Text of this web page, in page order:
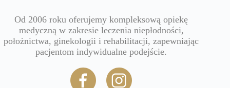
Od 2006 roku oferujemy kompleksową opiekę
medyczną w zakresie leczenia niepłodności,
położnictwa, ginekologii i rehabilitacji, zapewniając
pacjentom indywidualne podejście.